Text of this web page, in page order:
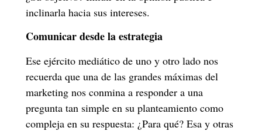
inclinarla hacia sus intereses.
Comunicar desde la estrategia
Ese ejército mediático de uno y otro lado nos
recuerda que una de las grandes máximas del
marketing nos conmina a responder a una
pregunta tan simple en su planteamiento como
compleja en su respuesta: ¿Para qué? Esa y otras